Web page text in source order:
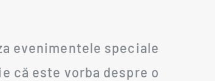
evenimentele speciale
că este vorba despre o